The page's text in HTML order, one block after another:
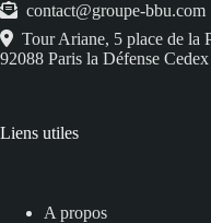
contact@groupe-bbu.com
Tour Ariane, 5 place de la
92088 Paris la Défense Cedex
Liens utiles
A propos